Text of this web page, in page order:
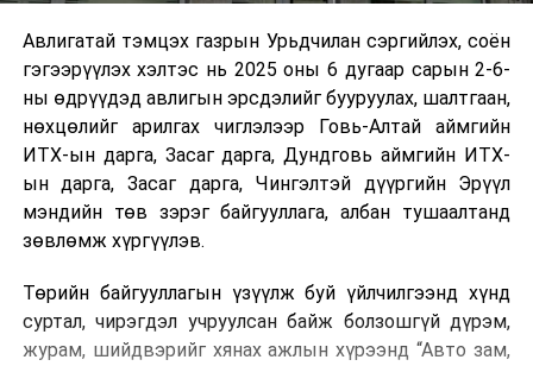
Авлигатай тэмцэх газрын Урьдчилан сэргийлэх, соён
гэгээрүүлэх хэлтэс нь 2025 оны 6 дугаар сарын 2-6-
ны өдрүүдэд авлигын эрсдэлийг бууруулах, шалтгаан,
нөхцөлийг арилгах чиглэлээр Говь-Алтай аймгийн
ИТХ-ын дарга, Засаг дарга, Дундговь аймгийн ИТХ-
ын дарга, Засаг дарга, Чингэлтэй дүүргийн Эрүүл
мэндийн төв зэрэг байгууллага, албан тушаалтанд
зөвлөмж хүргүүлэв.
Төрийн байгууллагын үзүүлж буй үйлчилгээнд хүнд
суртал, чирэгдэл учруулсан байж болзошгүй дүрэм,
журам, шийдвэрийг хянах ажлын хүрээнд “Авто зам,